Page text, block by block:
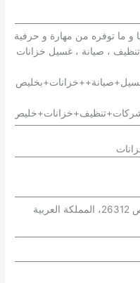
و ما توفره من مهارة و حرفية
، صيانة ، غسيل خزانات
طريق السيل، ج6، خليص 26312، المملكة العربية